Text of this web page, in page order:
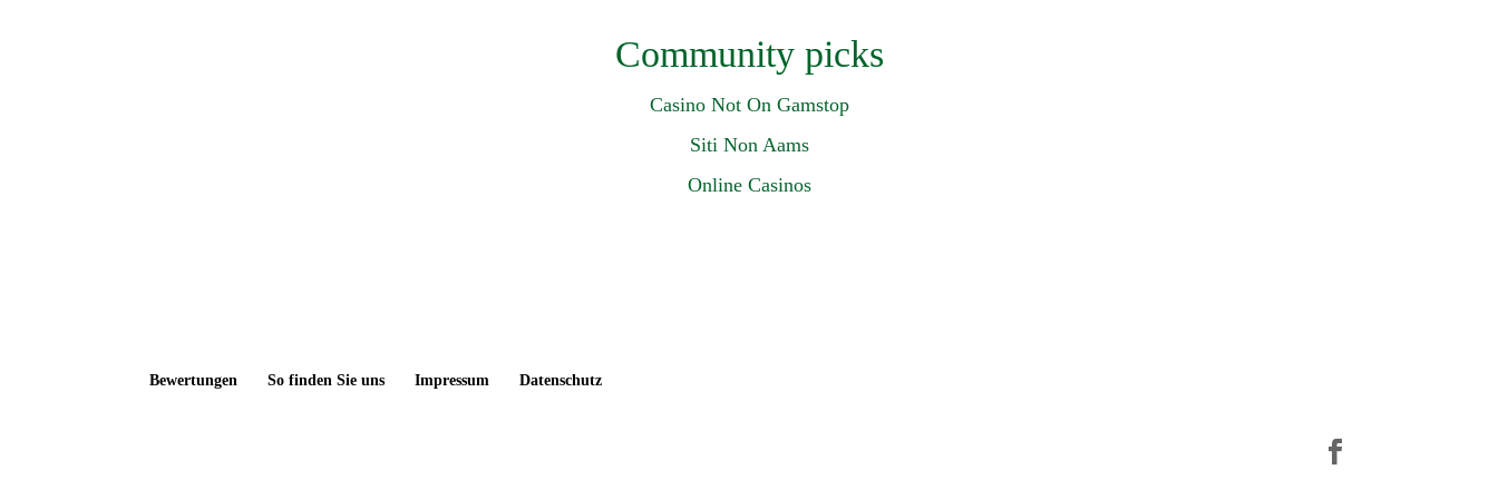
Community picks
Casino Not On Gamstop
Siti Non Aams
Online Casinos
Bewertungen So finden Sie uns Impressum Datenschutz